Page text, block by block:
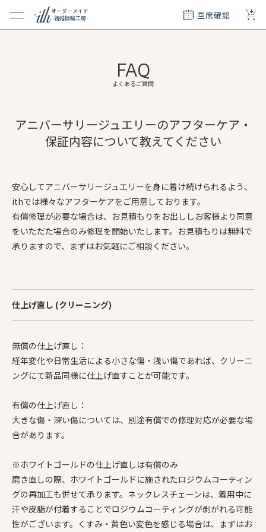
オーダーメイド
結婚指輪工房
空席確認 +
よくあるご質問
FAQ
アニバーサリージュエリーのアフターケア・
保証内容について教えてください
安心してアニバーサリージュエリーを身に着け続けられるよう、
ithでは様々なアフターケアをご用意しております。
有償修理が必要な場合は、お見積もりをお出ししお客様より同意
をいただた場合のみ修理を開始いたします。お見積もりは無料で
承りますので、まずはお気軽にご相談ください。
仕上げ直し (クリーニング)
無償の仕上げ直し：
経年変化や日常生活による小さな傷・浅い傷であれば、クリーニ
ングにて新品同様に仕上げ直すことが可能です。
有償の仕上げ直し：
大きな傷・深い傷については、別途有償での修理対応が必要な場
合があります。
※ホワイトゴールドの仕上げ直しは有償のみ
磨き直しの際、ホワイトゴールドに施されたロジウムコーティン
グの再加工も併せて承ります。ネックレスチェーンは、着用中に
汗や皮脂が付着することでロジウムコーティングが剥がれる可能
性がございます。くすみ・黄色い変色を感じる場合は、まずはお